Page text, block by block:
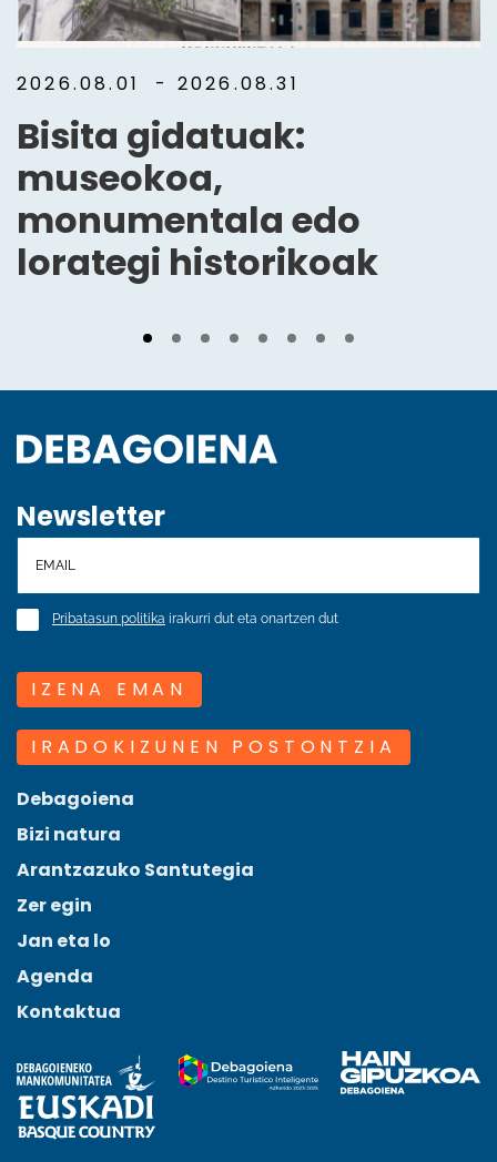
2026.08.01 - 2026.08.31
Bisita gidatuak:
museokoa,
monumentala edo
lorategi historikoak
Newsletter
Pribatasun politika irakurri dut eta onartzen dut
IZENA EMAN
IRADOKIZUNEN POSTONTZIA
Debagoiena
Bizi natura
Arantzazuko Santutegia
Zer egin
Jan eta lo
Agenda
Kontaktua